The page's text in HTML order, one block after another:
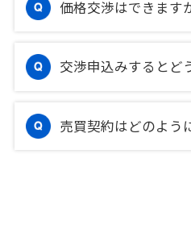
価格交渉はできます
交渉申込みするとど
売買契約はどのよう